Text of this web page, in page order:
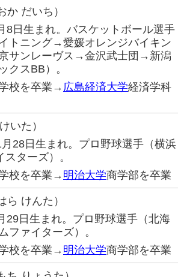
か だいち）
8日生まれ。バスケットボール選手
イトニング→愛媛オレンジバイキン
サンレーヴス→金沢武士団→新潟
クスBB）。
校を卒業→ 広島経済大学経済学科
いた）
28日生まれ。プロ野球選手（横浜
スターズ）。
校を卒業→ 明治大学商学部を卒業
ら けんた）
29日生まれ。プロ野球選手（北海
ファイターズ）。
校を卒業→ 明治大学商学部を卒業